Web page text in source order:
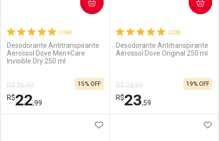
(104)
Desodorante Antitranspirante
Aerossol Dove Men+Care
Invisible Dry 250 ml
R$ 26,99
R$22,99
15% OFF
COMPRAR
(228)
Desodorante Antitranspirante
Aerossol Dove Original 250 ml
R$ 28,99
R$23,59
19% OFF
COMPRAR
ADICIONAR AOS FAVORITOS